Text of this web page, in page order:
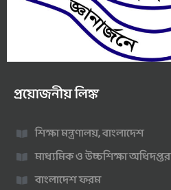
প্রয়োজনীয় লিঙ্ক
শিক্ষা মন্ত্রণালয়, বাংলাদেশ
মাধ্যমিক ও উচ্চশিক্ষা অধিদপ্তর
বাংলাদেশ ফরম